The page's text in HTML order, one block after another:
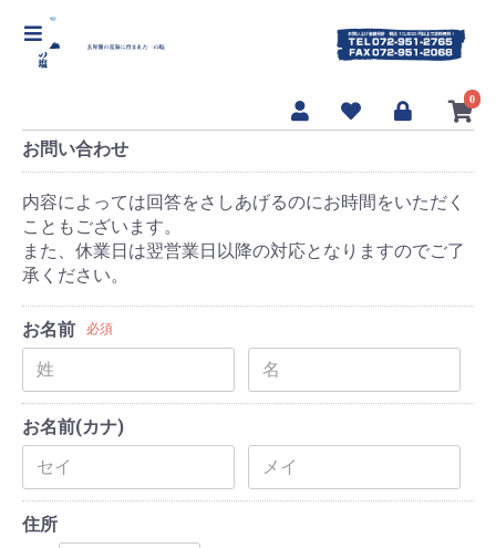
【海んまんま 一の塩]】
0
お問い合わせ
内容によっては回答をさしあげるのにお時間をいただく
こともございます。
また、休業日は翌営業日以降の対応となりますのでご了
承ください。
お名前 必須
お名前(カナ)
住所